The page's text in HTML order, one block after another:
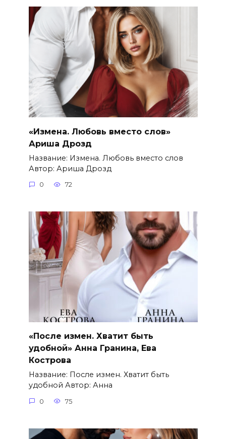
«Измена. Любовь вместо слов»
Ариша Дрозд
Название: Измена. Любовь вместо слов
Автор: Ариша Дрозд
0 72
«После измен. Хватит быть
удобной» Анна Гранина, Ева
Кострова
Название: После измен. Хватит быть
удобной Автор: Анна
0 75